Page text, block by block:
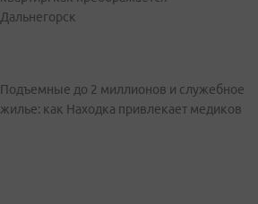
Дальнегорск
Подъемные до 2 миллионов и служебное
жилье: как Находка привлекает медиков